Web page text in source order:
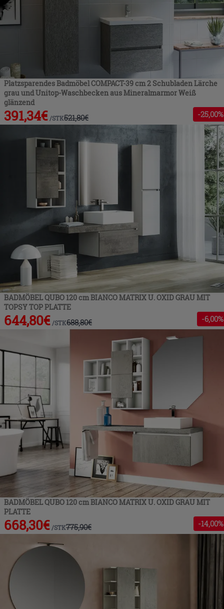
Platzsparendes Badmöbel COMPACT-39 cm 2 Schubladen Lärche
grau und Unitop-Waschbecken aus Mineralmarmor Weiß
glänzend
391,34€ /STK521,80€ -25,00%
BADMÖBEL QUBO 120 cm BIANCO MATRIX U. OXID GRAU MIT
TOPSY TOP PLATTE
644,80€ /STK688,80€ -6,00%
BADMÖBEL QUBO 120 cm BIANCO MATRIX U. OXID GRAU MIT
PLATTE
668,30€ /STK775,90€ -14,00%